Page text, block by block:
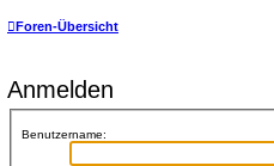
Foren-Übersicht
Anmelden
Benutzername: